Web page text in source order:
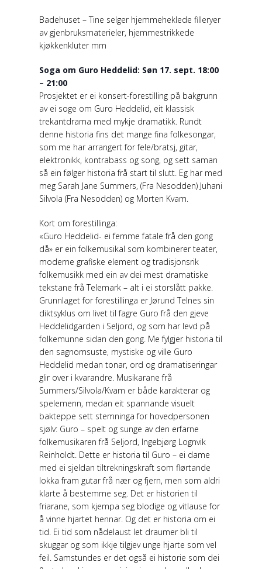
Badehuset – Tine selger hjemmeheklede filleryer
av gjenbruksmaterieler, hjemmestrikkede
kjøkkenkluter mm
Soga om Guro Heddelid: Søn 17. sept. 18:00
– 21:00
Prosjektet er ei konsert-forestilling på bakgrunn
av ei soge om Guro Heddelid, eit klassisk
trekantdrama med mykje dramatikk. Rundt
denne historia fins det mange fina folkesongar,
som me har arrangert for fele/bratsj, gitar,
elektronikk, kontrabass og song, og sett saman
så ein følger historia frå start til slutt. Eg har med
meg Sarah Jane Summers, (Fra Nesodden) Juhani
Silvola (Fra Nesodden) og Morten Kvam.
Kort om forestillinga:
«Guro Heddelid- ei femme fatale frå den gong
då» er ein folkemusikal som kombinerer teater,
moderne grafiske element og tradisjonsrik
folkemusikk med ein av dei mest dramatiske
tekstane frå Telemark – alt i ei storslått pakke.
Grunnlaget for forestillinga er Jørund Telnes sin
diktsyklus om livet til fagre Guro frå den gjeve
Heddelidgarden i Seljord, og som har levd på
folkemunne sidan den gong. Me fylgjer historia til
den sagnomsuste, mystiske og ville Guro
Heddelid medan tonar, ord og dramatiseringar
glir over i kvarandre. Musikarane frå
Summers/Silvola/Kvam er både karakterar og
spelemenn, medan eit spannande visuelt
bakteppe sett stemninga for hovedpersonen
sjølv: Guro – spelt og sunge av den erfarne
folkemusikaren frå Seljord, Ingebjørg Lognvik
Reinholdt. Dette er historia til Guro – ei dame
med ei sjeldan tiltrekningskraft som flørtande
lokka fram gutar frå nær og fjern, men som aldri
klarte å bestemme seg. Det er historien til
friarane, som kjempa seg blodige og vitlause for
å vinne hjartet hennar. Og det er historia om ei
tid. Ei tid som nådelaust let draumer bli til
skuggar og som ikkje tilgjev unge hjarte som vel
feil. Samstundes er det også ei historie som dei